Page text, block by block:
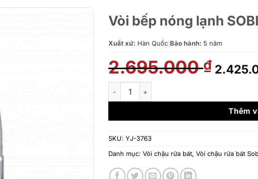
Vòi bếp nóng lạnh
Xuất xứ: Hàn Quốc Bảo hành: 5 năm
2.695.000₫ Giá
gốc
Vòi bếp nóng lạnh SOBISUNG YJ-3763 số
Thêm
SKU: YJ-3763
Danh mục: Vòi chậu rửa bát, Vòi chậu rửa bát